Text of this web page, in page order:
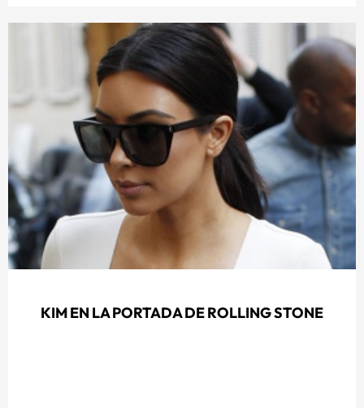
KIM EN LA PORTADA DE ROLLING STONE